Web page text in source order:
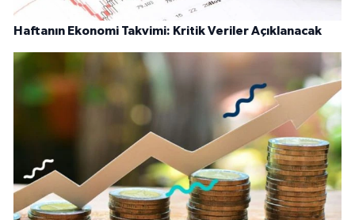
Haftanın Ekonomi Takvimi: Kritik Veriler Açıklanacak